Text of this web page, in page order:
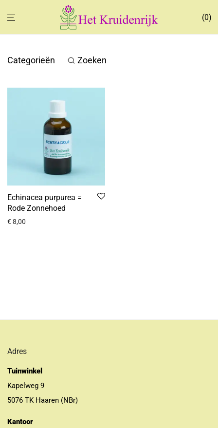
0
Categorieën Zoeken
Echinacea purpurea =
Rode Zonnehoed
€8,00
Adres
Tuinwinkel
Kapelweg 9
5076 TK Haaren (NBr)
Kantoor